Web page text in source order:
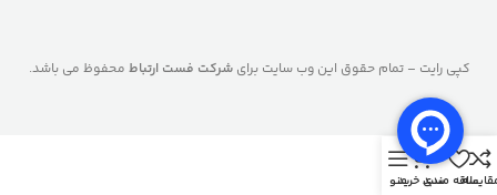
کپی رایت – تمام حقوق این وب سایت برایشرکت فست ارتباط محفوظ می باشد.
علاقه مندی
0
سبد خریدمنو